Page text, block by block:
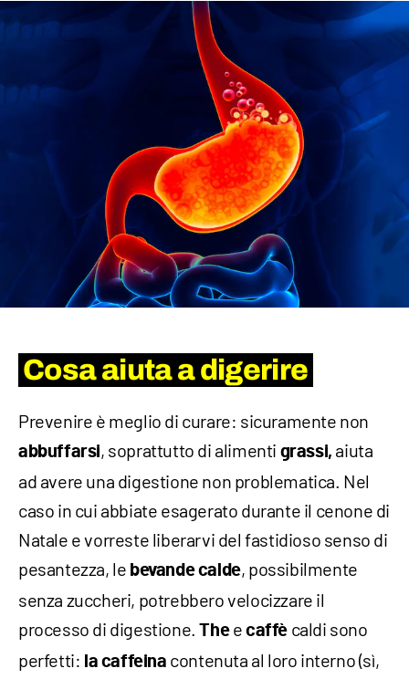
Cosa aiuta a digerire
Prevenire è meglio di curare: sicuramente non
abbuffarsi, soprattutto di alimenti grassi, aiuta
ad avere una digestione non problematica. Nel
caso in cui abbiate esagerato durante il cenone di
Natale e vorreste liberarvi del fastidioso senso di
pesantezza, le bevande calde, possibilmente
senza zuccheri, potrebbero velocizzare il
processo di digestione.Theecaffè caldi sono
perfetti: la caffeina contenuta al loro interno (sì,